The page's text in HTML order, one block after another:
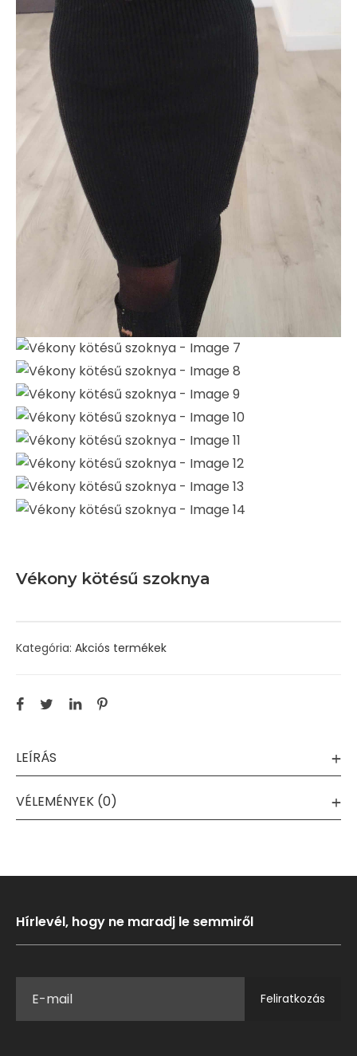
Vékony kötésű szoknya
Kategória: Akciós termékek
LEÍRÁS
VÉLEMÉNYEK (0)
Hírlevél, hogy ne maradj le semmiről
Feliratkozás